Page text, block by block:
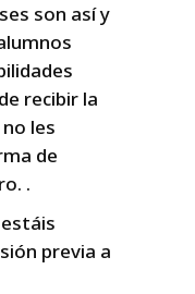
son así y
recibir la
les
de
.
previa a